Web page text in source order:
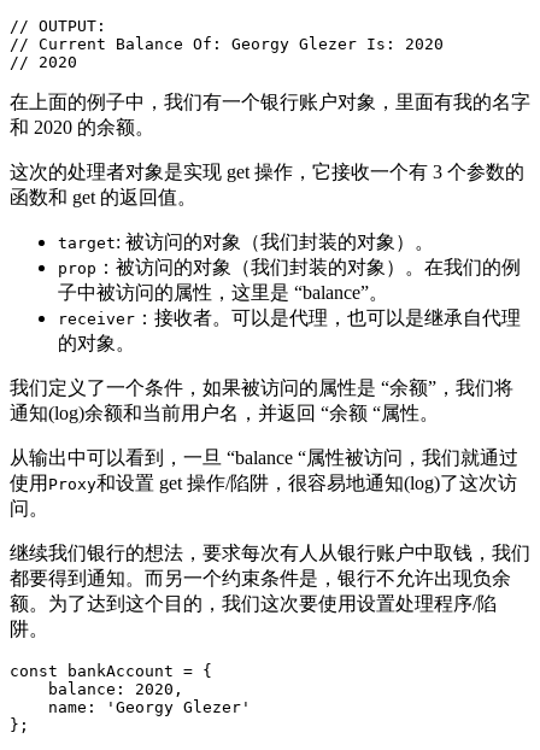
// OUTPUT:
// Current Balance Of: Georgy Glezer Is: 2020
// 2020
在上面的例子中，我们有一个银行账户对象，里面有我的名字
和 2020 的余额。
这次的处理者对象是实现 get 操作，它接收一个有 3 个参数的
函数和 get 的返回值。
target: 被访问的对象（我们封装的对象）。
prop ：被访问的对象（我们封装的对象）。在我们的例
子中被访问的属性，这里是 “balance”。
receiver ：接收者。可以是代理，也可以是继承自代理
的对象。
我们定义了一个条件，如果被访问的属性是 “余额”，我们将
通知(log)余额和当前用户名，并返回 “余额 “属性。
从输出中可以看到，一旦 “balance “属性被访问，我们就通过
使用 Proxy和设置 get 操作/陷阱，很容易地通知(log)了这次访
问。
继续我们银行的想法，要求每次有人从银行账户中取钱，我们
都要得到通知。而另一个约束条件是，银行不允许出现负余
额。为了达到这个目的，我们这次要使用设置处理程序/陷
阱。
const bankAccount = {
    balance: 2020,
    name: 'Georgy Glezer'
};